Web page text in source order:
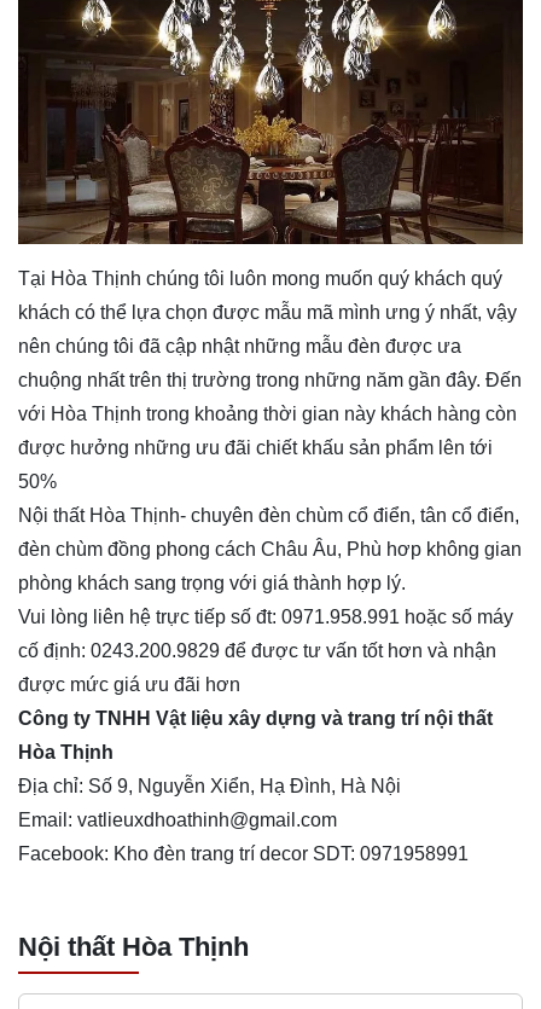
Tại Hòa Thịnh chúng tôi luôn mong muốn quý khách quý
khách có thể lựa chọn được mẫu mã mình ưng ý nhất, vậy
nên chúng tôi đã cập nhật những mẫu đèn được ưa
chuộng nhất trên thị trường trong những năm gần đây. Đến
với Hòa Thịnh trong khoảng thời gian này khách hàng còn
được hưởng những ưu đãi chiết khấu sản phẩm lên tới
50%
Nội thất Hòa Thịnh- chuyên đèn chùm cổ điển, tân cổ điển,
đèn chùm đồng phong cách Châu Âu, Phù hơp không gian
phòng khách sang trọng với giá thành hợp lý.
Vui lòng liên hệ trực tiếp số đt: 0971.958.991 hoặc số máy
cố định: 0243.200.9829 để được tư vấn tốt hơn và nhận
được mức giá ưu đãi hơn
Công ty TNHH Vật liệu xây dựng và trang trí nội thất
Hòa Thịnh
Địa chỉ: Số 9, Nguyễn Xiển, Hạ Đình, Hà Nội
Email: vatlieuxdhoathinh@gmail.com
Facebook: Kho đèn trang trí decor SDT: 0971958991
Nội thất Hòa Thịnh